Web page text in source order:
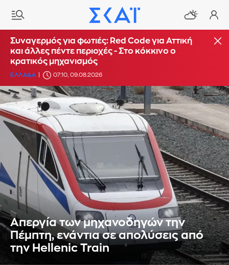
Συναγερμός για φωτιές: Red Code για Αττική
και άλλες πέντε περιοχές - Στο κόκκινο ο
κρατικός μηχανισμός
ΕΛΛΑΔΑ 07:10, 09.08.2026
Απεργία των μηχανοδηγών την
Πέμπτη, ενάντια σε απολύσεις από
την Hellenic Train